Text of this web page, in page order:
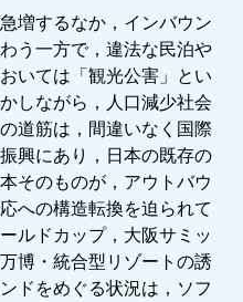
増するなか，インバウン
う一方で，違法な民泊や
いては「観光公害」とい
しながら，人口減少社会
道筋は，間違いなく国際
興にあり，日本の既存の
そのものが，アウトバウ
への構造転換を迫られて
ルドカップ，大阪サミッ
博・統合型リゾートの誘
ドをめぐる状況は，ソフ